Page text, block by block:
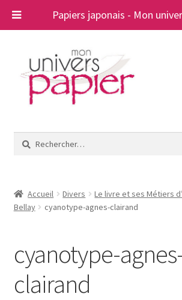
Papiers japonais - Mon
navigation
contenu
A propos
Rechercher :
Accueil Divers
Le livre et ses Métiers
Bellay
cyanotype-agnes-clairand
cyanotype-
clairand